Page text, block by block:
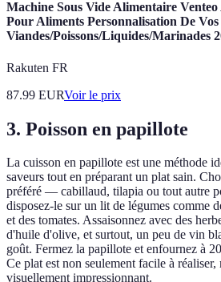
Machine Sous Vide Alimentaire
Pour Aliments Personnalisation De
Viandes/Poissons/Liquides/Marinades
Rakuten FR
87.99 EURVoir le prix
3. Poisson en papillote
La cuisson en papillote est une méthode
saveurs tout en préparant un plat sain.
préféré — cabillaud, tilapia ou tout autre
disposez-le sur un lit de légumes comme
et des tomates. Assaisonnez avec des
d'huile d'olive, et surtout, un peu de vin
goût. Fermez la papillote et enfournez à
Ce plat est non seulement facile à réaliser,
visuellement impressionnant.